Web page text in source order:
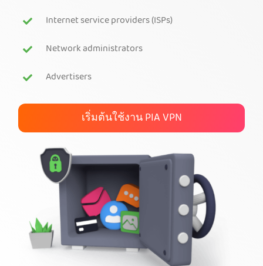
Internet service providers (ISPs)
Network administrators
Advertisers
เริ่มต้นใช้งาน PIA VPN